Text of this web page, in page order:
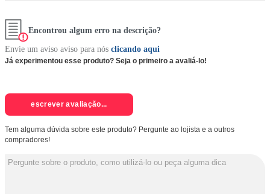
Encontrou algum erro na descrição?
Envie um aviso aviso para nós clicando aqui
Já experimentou esse produto? Seja o primeiro a avaliá-lo!
escrever avaliação...
Tem alguma dúvida sobre este produto? Pergunte ao lojista e a outros
compradores!